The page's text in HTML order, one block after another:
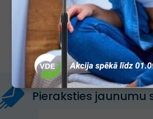
Pieraksties jaunumu